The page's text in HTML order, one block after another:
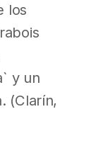
los
y un
(Clarín,